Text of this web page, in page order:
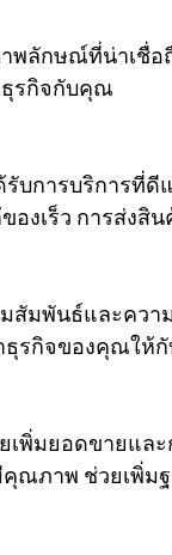
พลักษณ์ที่น่าเชื่
ธุรกิจกับคุณ
บการบริการที่ดี
งเร็ว การส่งสิ
มสัมพันธ์และคว
ธุรกิจของคุณให้
พิ่มยอดขายและ
ณภาพ ช่วยเพิ่ม